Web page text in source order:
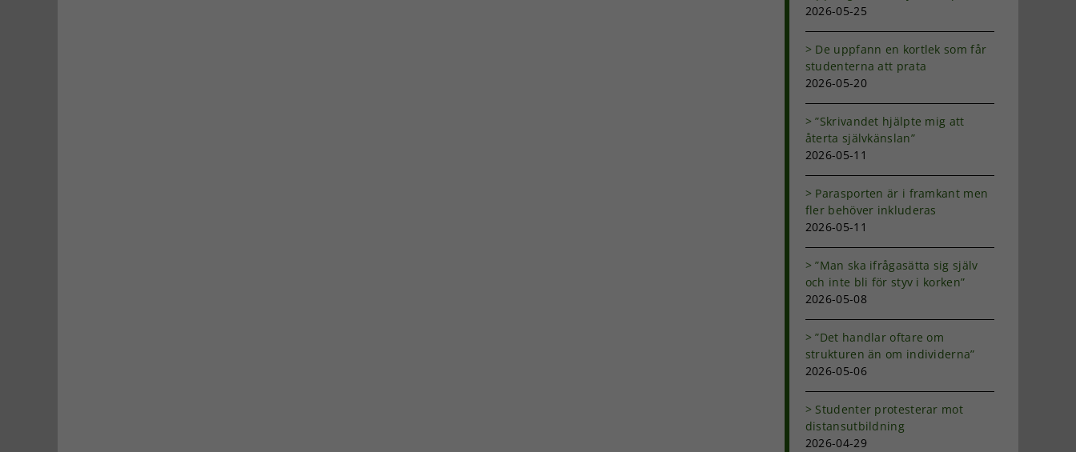
2026-05-25
De uppfann en kortlek som får
studenterna att prata
2026-05-20
”Skrivandet hjälpte mig att
återta självkänslan”
2026-05-11
Parasporten är i framkant men
fler behöver inkluderas
2026-05-11
”Man ska ifrågasätta sig själv
och inte bli för styv i korken”
2026-05-08
”Det handlar oftare om
strukturen än om individerna”
2026-05-06
Studenter protesterar mot
distansutbildning
2026-04-29